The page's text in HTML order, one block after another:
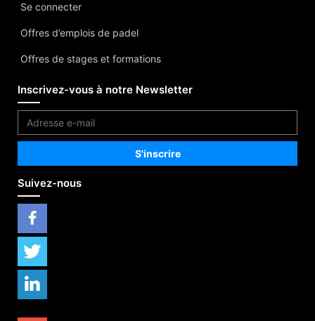
Se connecter
Offres d’emplois de padel
Offres de stages et formations
Inscrivez-vous à notre Newsletter
Suivez-nous